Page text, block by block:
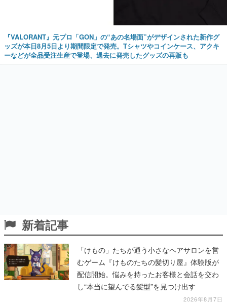
『VALORANT』元プロ「GON」の“あの名場面”がデザインされた新作グ
ッズが本日8月5日より期間限定で発売。Tシャツやコインケース、アクキ
ーなどが全品受注生産で登場、過去に発売したグッズの再販も
新着記事
「けもの」たちが通う小さなヘアサロンを営
むゲーム『けものたちの髪切り屋』体験版が
配信開始。悩みを持ったお客様と会話を交わ
し“本当に望んでる髪型”を見つけ出す
2026年8月7日